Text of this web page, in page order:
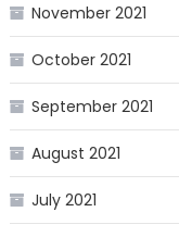
November 2021
October 2021
September 2021
August 2021
July 2021